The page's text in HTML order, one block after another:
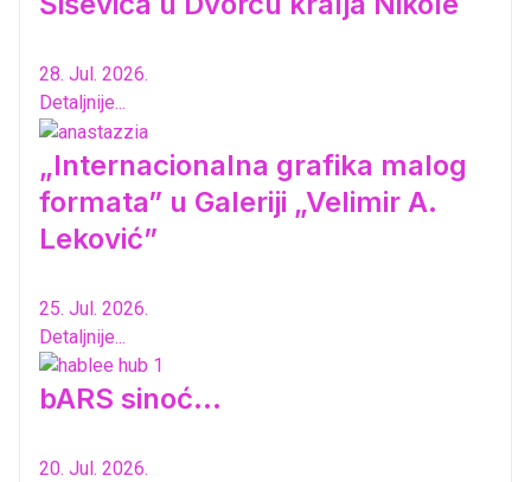
28. Jul. 2026.
Detaljnije...
„Internacionalna grafika malog
formata” u Galeriji „Velimir A.
Leković”
25. Jul. 2026.
Detaljnije...
bARS sinoć...
20. Jul. 2026.